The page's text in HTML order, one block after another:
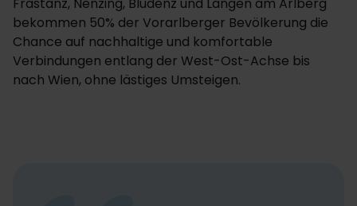
bekommen 50% der Vorarlberger Bevölkerung die
Chance auf nachhaltige und komfortable
Verbindungen entlang der West-Ost-Achse bis
nach Wien, ohne lästiges Umsteigen.